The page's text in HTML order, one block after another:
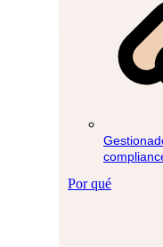
Por qué